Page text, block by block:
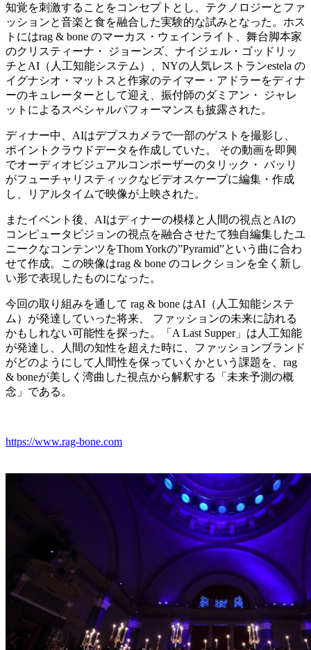
知覚を刺激することをコンセプトとし、テクノロジーとファ
ッションと音楽と食を融合した実験的な試みとなった。ホス
トにはrag & bone のマーカス・ウェインライト、舞台脚本家
のクリスティーナ・ ジョーンズ、ナイジェル・ゴッドリッ
チとAI（人工知能システム）、NYの人気レストランestela の
イグナシオ・マットスと作家のテイマー・アドラーをディナ
ーのキュレーターとして迎え、振付師のダミアン・ ジャレ
ットによるスペシャルパフォーマンスも披露された。
ディナー中、AIはデプスカメラで一部のゲストを撮影し、
ポイントクラウドデータを作成していた。 その動画を即興
でオーディオビジュアルコンポーザーのタリック・ バッリ
がフューチャリスティックなビデオスケープに編集・作成
し、リアルタイムで映像が上映された。
またイベント後、AIはディナーの模様と人間の視点とAIの
コンピュータビジョンの視点を融合させたて独自編集したユ
ニークなコンテンツをThom Yorkの”Pyramid”という曲に合わ
せて作成。この映像はrag & bone のコレクションを全く新し
い形で表現したものになった。
今回の取り組みを通して rag & bone はAI（人工知能システ
ム）が発達していった将来、 ファッションの未来に訪れる
かもしれない可能性を探った。「A Last Supper」は人工知能
が発達し、人間の知性を超えた時に、ファッションブランド
がどのようにして人間性を保っていくかという課題を、rag
& boneが美しく湾曲した視点から解釈する「未来予測の概
念」である。
https://www.rag-bone.com